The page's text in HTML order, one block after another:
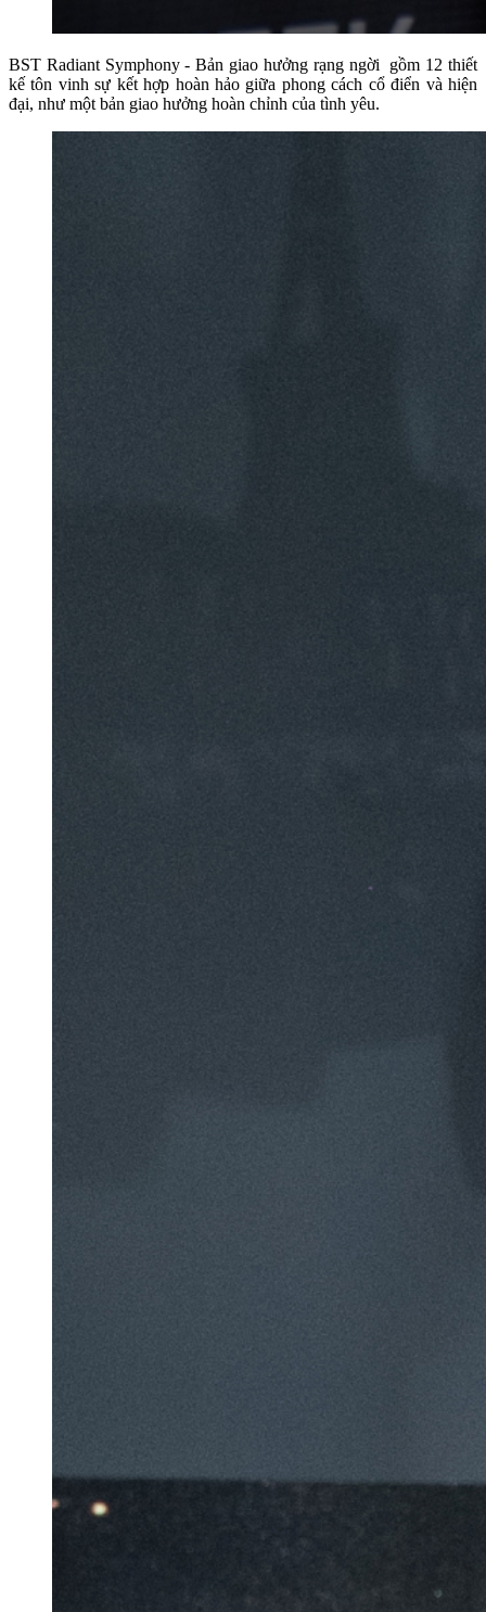
BST Radiant Symphony - Bản giao hưởng rạng ngời gồm 12 thiết
kế tôn vinh sự kết hợp hoàn hảo giữa phong cách cổ điển và hiện
đại, như một bản giao hưởng hoàn chỉnh của tình yêu.